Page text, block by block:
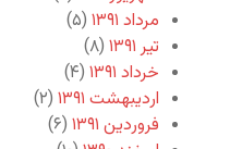
مرداد ۱۳۹۱
(۵)
تیر ۱۳۹۱
(۸)
خرداد ۱۳۹۱
(۴)
اردیبهشت ۱۳۹۱
(۲)
فروردین ۱۳۹۱
(۶)